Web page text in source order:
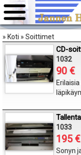
» Koti » Soittimet
CD-
1032
90 €
1033
195 €
Sonyn